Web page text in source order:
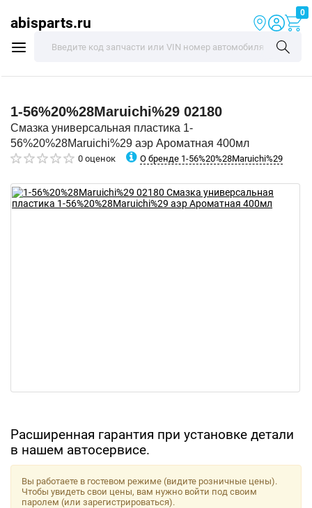
abisparts.ru
0
1-56%20%28Maruichi%29 02180
Смазка универсальная пластика 1-
56%20%28Maruichi%29 аэр Ароматная 400мл
0 оценок О бренде 1-56%20%28Maruichi%29
Расширенная гарантия при установке детали
в нашем автосервисе.
Вы работаете в гостевом режиме (видите розничные цены).
Чтобы увидеть свои цены, вам нужно войти под своим
паролем (или зарегистрироваться).